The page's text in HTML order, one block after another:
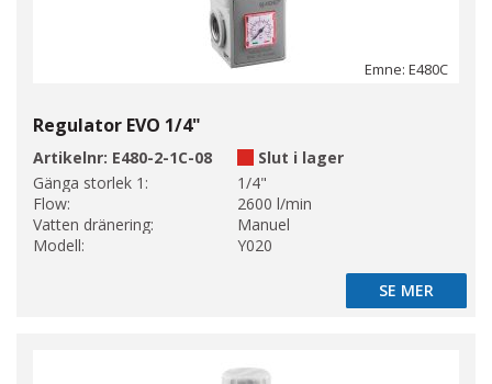
Emne: E480C
Regulator EVO 1/4"
Artikelnr: E480-2-1C-08
Slut i lager
Gänga storlek 1:
1/4"
Flow:
2600 l/min
Vatten dränering:
Manuel
Modell:
Y020
SE MER
SE MER